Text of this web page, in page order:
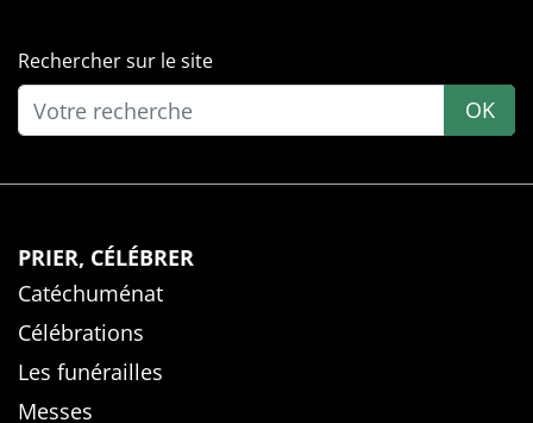
Rechercher sur le site
OK
PRIER, CÉLÉBRER
Catéchuménat
Célébrations
Les funérailles
Messes